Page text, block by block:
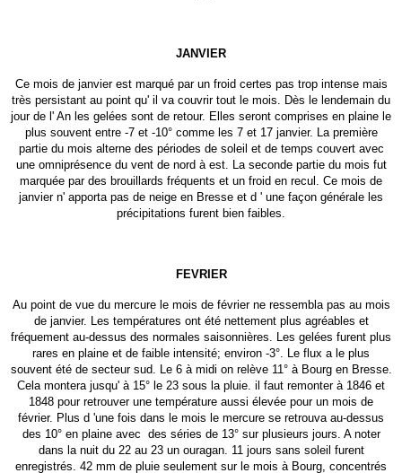
JANVIER
Ce mois de janvier est marqué par un froid certes pas trop intense mais
très persistant au point qu' il va couvrir tout le mois. Dès le lendemain du
jour de l' An les gelées sont de retour. Elles seront comprises en plaine le
plus souvent entre -7 et -10° comme les 7 et 17 janvier. La première
partie du mois alterne des périodes de soleil et de temps couvert avec
une omniprésence du vent de nord à est. La seconde partie du mois fut
marquée par des brouillards fréquents et un froid en recul. Ce mois de
janvier n' apporta pas de neige en Bresse et d ' une façon générale les
précipitations furent bien faibles.
FEVRIER
Au point de vue du mercure le mois de février ne ressembla pas au mois
de janvier. Les températures ont été nettement plus agréables et
fréquement au-dessus des normales saisonnières. Les gelées furent plus
rares en plaine et de faible intensité; environ -3°. Le flux a le plus
souvent été de secteur sud. Le 6 à midi on relève 11° à Bourg en Bresse.
Cela montera jusqu' à 15° le 23 sous la pluie. il faut remonter à 1846 et
1848 pour retrouver une température aussi élevée pour un mois de
février. Plus d 'une fois dans le mois le mercure se retrouva au-dessus
des 10° en plaine avec des séries de 13° sur plusieurs jours. A noter
dans la nuit du 22 au 23 un ouragan. 11 jours sans soleil furent
enregistrés. 42 mm de pluie seulement sur le mois à Bourg, concentrés